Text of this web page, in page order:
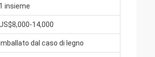
1 insieme
14,000
Imballato dal caso di legno